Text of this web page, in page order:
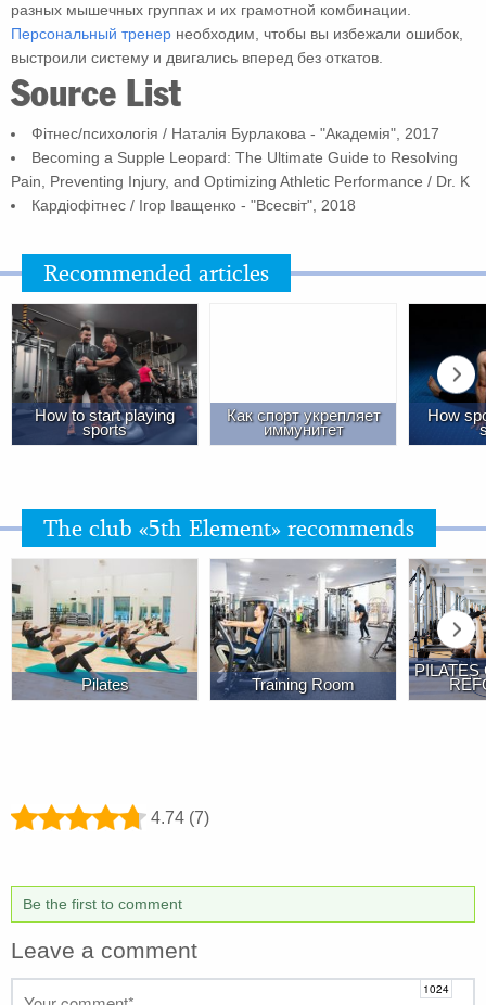
разных мышечных группах и их грамотной комбинации.
Персональный тренер необходим, чтобы вы избежали ошибок,
выстроили систему и двигались вперед без откатов.
Source List
Фітнес/психологія / Наталія Бурлакова - "Академія", 2017
Becoming a Supple Leopard: The Ultimate Guide to Resolving
Pain, Preventing Injury, and Optimizing Athletic Performance / Dr. K
Кардіофітнес / Ігор Іващенко - "Всесвіт", 2018
Recommended articles
How to start playing
sports
Как спорт укрепляет
иммунитет
How
The club «5th Element» recommends
Pilates Training Room
PILATES
4.74 (7)
Be the first to comment
Leave a comment